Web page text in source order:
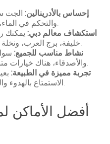
إحساس بالأدرينالين:الجت
والتحكم في الماء، سواء كنت مبتدئًا أو محترفًا.
استكشاف معالم دبي:يمكنك
خليفة، برج العرب، ونخلة جميرا من منظور مائي فريد.
نشاط مناسب للجميع:
والأصدقاء، هناك خيارات متنوعة لتلبية جميع المستويات.
تجربة مميزة في الطبيعة:
الاستمتاع بالهدوء والنسيم البحري أثناء المغامرة.
أفضل الأماكن